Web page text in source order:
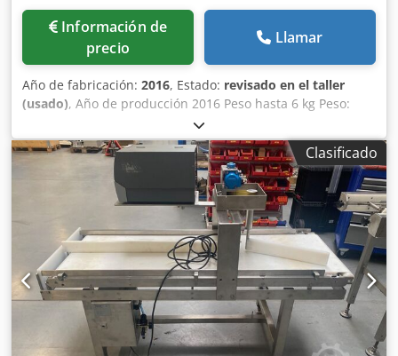
Información de
precio
Llamar
Año de fabricación: 2016, Estado: revisado en el taller
(usado), Año de producción 2016 Peso hasta 6 kg Peso:
máx. 6 kilos, mínimo. 20 g, e = 1 g Dirección del
movimiento L→ R o R→ L Etiqueta autoadhesiva: - Parte
superior (AirJet) - Abajo (AirJet) Terminal táctil a color GT-
12C Longitud del segmento de pesaje: 400 mm Ancho de
cinta 300 mm Tamaño total de la máquina: 200 cm x 80 cm
Posibilidad de subir el programa a 13.60 SP.12 Licencias
instaladas: Superior (MAESTRO): [+] PUENTE+MC_BUFFER
[+] SOFTCONTROL_1 [+] ESTADÍSTICAS [+] CLASES DE PESO
[+] IMPRESIÓN DE PIEZA DE CÓDIGO Cedpfx Apswdgt
Eoyerf [+] CARGANDO_FUENTES [+] EURO Fondo (ESCLAVO):
[+] PIEZAS DEL CÓDIGO DE IMPRESIÓN [+] FUENTES
DESCARGABLES [+] EURO Ofrecemos una garantía de 6
meses para el dispositivo.
Clasificado